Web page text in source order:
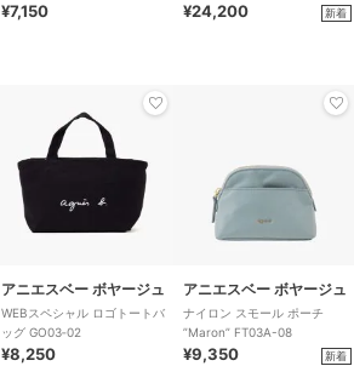
¥7,150 ¥24,200 新着
アニエスベー ボヤージュ
WEBスペシャル ロゴトートバ
ッグ GO03‐02
¥8,250
アニエスベー ボヤージュ
ナイロン スモール ポーチ
”Maron” FT03A-08
¥9,350 新着